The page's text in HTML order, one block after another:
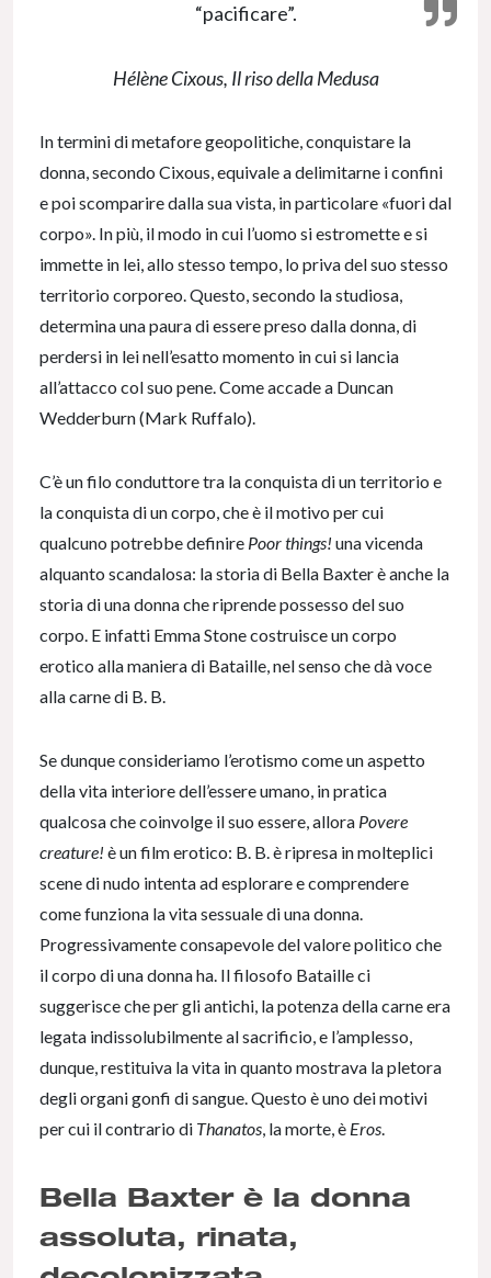
“pacificare”.
Hélène Cixous, Il riso della Medusa
In termini di metafore geopolitiche, conquistare la
donna, secondo Cixous, equivale a delimitarne i confini
e poi scomparire dalla sua vista, in particolare «fuori dal
corpo». In più, il modo in cui l’uomo si estromette e si
immette in lei, allo stesso tempo, lo priva del suo stesso
territorio corporeo. Questo, secondo la studiosa,
determina una paura di essere preso dalla donna, di
perdersi in lei nell’esatto momento in cui si lancia
all’attacco col suo pene. Come accade a Duncan
Wedderburn (Mark Ruffalo).
C’è un filo conduttore tra la conquista di un territorio e
la conquista di un corpo, che è il motivo per cui
qualcuno potrebbe definire Poor things! una vicenda
alquanto scandalosa: la storia di Bella Baxter è anche la
storia di una donna che riprende possesso del suo
corpo. E infatti Emma Stone costruisce un corpo
erotico alla maniera di Bataille, nel senso che dà voce
alla carne di B. B.
Se dunque consideriamo l’erotismo come un aspetto
della vita interiore dell’essere umano, in pratica
qualcosa che coinvolge il suo essere, allora Povere
creature! è un film erotico: B. B. è ripresa in molteplici
scene di nudo intenta ad esplorare e comprendere
come funziona la vita sessuale di una donna.
Progressivamente consapevole del valore politico che
il corpo di una donna ha. Il filosofo Bataille ci
suggerisce che per gli antichi, la potenza della carne era
legata indissolubilmente al sacrificio, e l’amplesso,
dunque, restituiva la vita in quanto mostrava la pletora
degli organi gonfi di sangue. Questo è uno dei motivi
per cui il contrario di Thanatos, la morte, è Eros.
Bella Baxter è la donna
assoluta, rinata,